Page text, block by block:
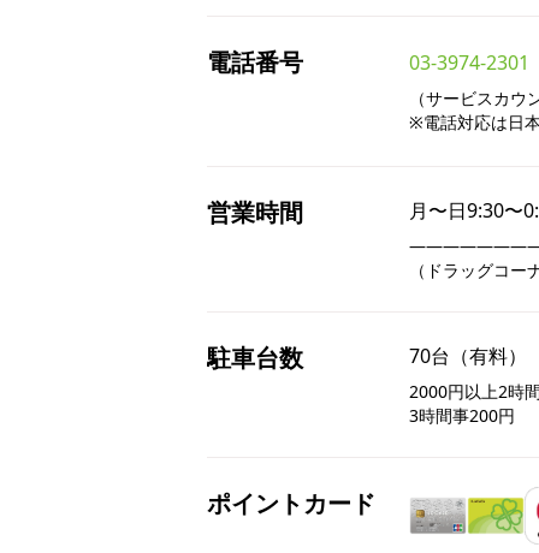
電話番号 03-3974-2301
（サービスカ
※電話対応は日
営業時間 月〜日9:30〜
（ドラッグコ
駐車台数 70台（有料）
2000円以上2時
3時間事200円
ポイントカード